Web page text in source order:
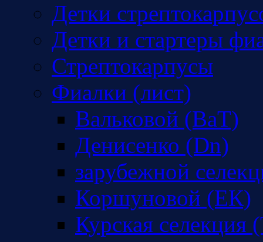
Детки
Детки и стартеры
Стрептокарпусы
Фиалки (лист)
Вальковой (ВаТ)
Денисенко (Dn)
зарубежной
Коршуновой (ЕК)
Курская